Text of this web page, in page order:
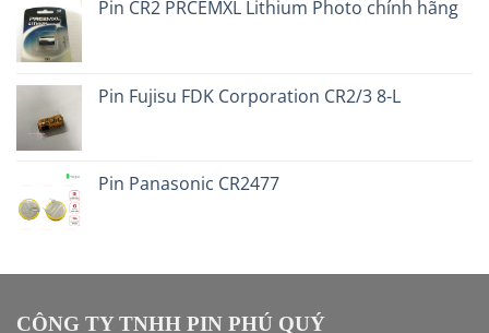
Pin CR2 PRCEMXL Lithium Photo chính hãng
Pin Fujisu FDK Corporation CR2/3 8-L
Pin Panasonic CR2477
CÔNG TY TNHH PIN PHÚ QUÝ